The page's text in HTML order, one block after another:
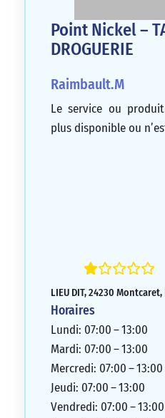
Point Nickel –
DROGUERIE
Raimbault.M
Le service ou
plus disponible ou
LIEU DIT, 24230 Montcaret,
Horaires
Lundi: 07:00 – 13:00
Mardi: 07:00 – 13:00
Mercredi: 07:00 – 13:00
Jeudi: 07:00 – 13:00
Vendredi: 07:00 – 13:00